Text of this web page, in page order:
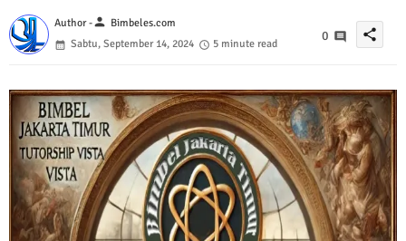
Author -person Bimbeles.com
Sabtu, September 14, 2024
5 minute read
0 share